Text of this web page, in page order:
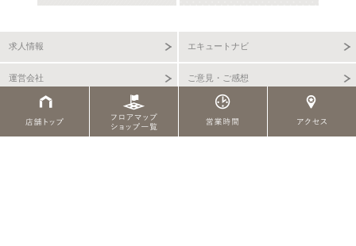
求人情報 エキュートナビ
運営会社 ご意見・ご感想
サイトご利用規約 プライバシーポリシー